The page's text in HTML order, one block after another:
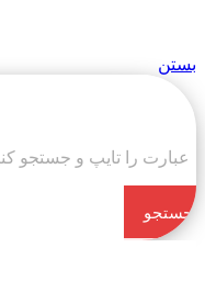
بستن
جستجو